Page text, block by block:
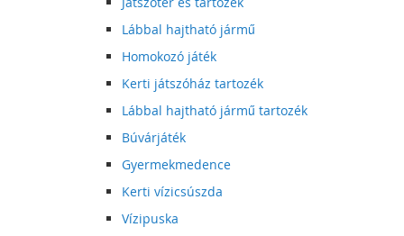
Lábbal hajtható jármű
Homokozó játék
Kerti játszóház tartozék
Lábbal hajtható jármű tartozék
Búvárjáték
Gyermekmedence
Kerti vízicsúszda
Vízipuska